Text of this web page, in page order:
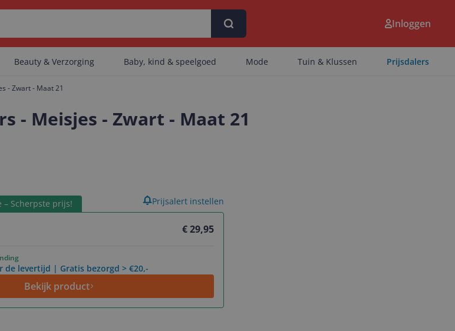
categorieën gevonden.
artikelen gevonden.
Inloggen
Beauty & Verzorging Baby, kind & speelgoed Mode Tuin & Klussen Prijsdalers
- Zwart - Maat 21
- Meisjes - Zwart - Maat 21
– Scherpste prijs!
€ 29,95
de levertijd | Gratis bezorgd > €20,-
Bekijk product
Prijsalert instellen